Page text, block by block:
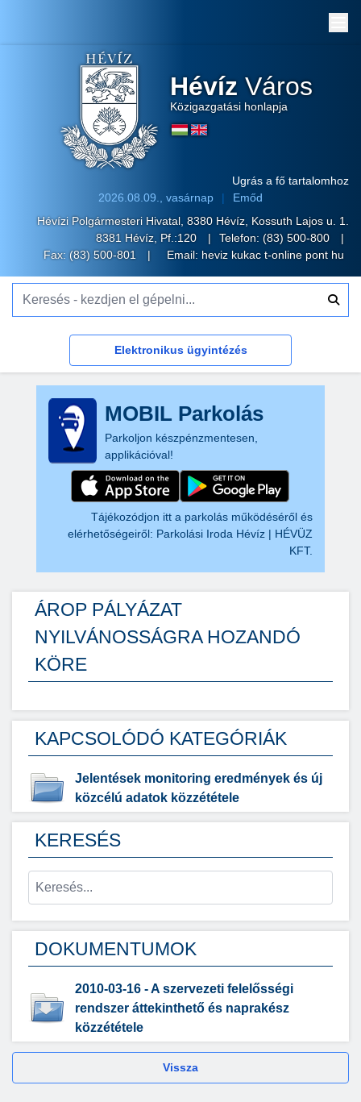
Hévíz Város
Közigazgatási honlapja
Ugrás a fő tartalomhoz
2026.08.09., vasárnap
Emőd
Hévízi Polgármesteri Hivatal, 8380 Hévíz, Kossuth Lajos u. 1.
8381 Hévíz, Pf.:120
Telefon: (83) 500-800
Fax: (83) 500-801
Email: heviz kukac t-online pont hu
Elektronikus ügyintézés
MOBIL Parkolás
Parkoljon készpénzmentesen,
applikációval!
Tájékozódjon itt a parkolás működéséről és
elérhetőségeiről: Parkolási Iroda Hévíz | HÉVÜZ
KFT.
ÁROP PÁLYÁZAT
NYILVÁNOSSÁGRA HOZANDÓ
KÖRE
KAPCSOLÓDÓ KATEGÓRIÁK
Jelentések monitoring eredmények és új
közcélú adatok közzététele
KERESÉS
DOKUMENTUMOK
2010-03-16 - A szervezeti felelősségi
rendszer áttekinthető és naprakész
közzététele
Vissza